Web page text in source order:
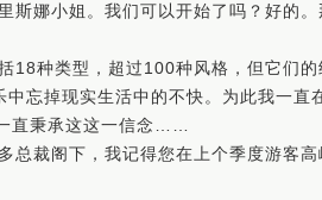
斯娜小姐。我们可以开始了吗？好的。
18种类型，超过100种风格，但它们的
忘掉现实生活中的不快。为此我一直
直秉承这这一信念……
总裁阁下，我记得您在上个季度游客高